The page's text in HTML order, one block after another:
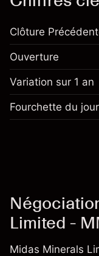
Clôture
Ouverture
Variation sur 1 an
Fourchette du jour
Limited -
Midas Minerals